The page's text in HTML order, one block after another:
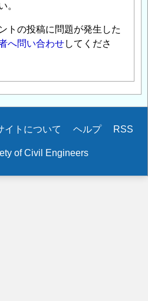
。
トの投稿に問題が発生した
へ問い合わせしてくださ
イトについて ヘルプ RSS
of Civil Engineers